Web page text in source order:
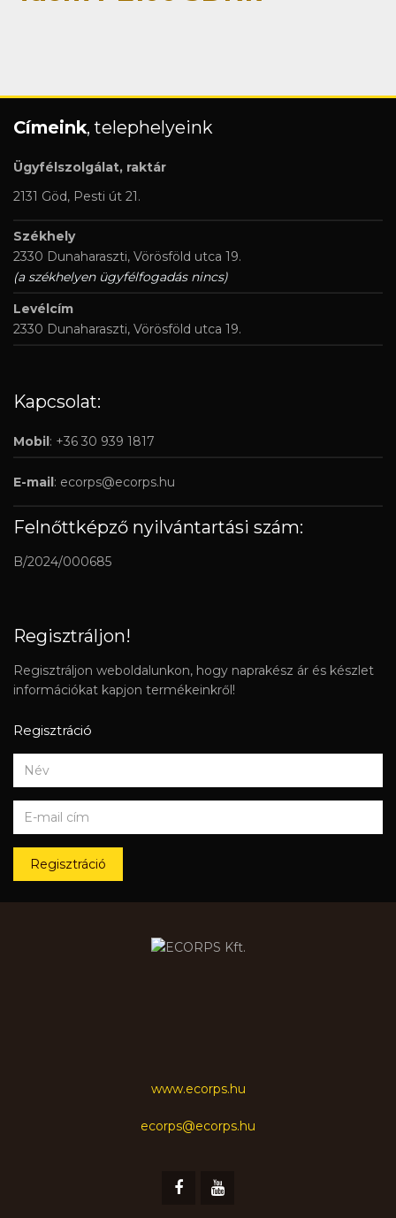
Címeink, telephelyeink
Ügyfélszolgálat, raktár
2131 Göd, Pesti út 21.
Székhely
2330 Dunaharaszti, Vörösföld utca 19.
(a székhelyen ügyfélfogadás nincs)
Levélcím
2330 Dunaharaszti, Vörösföld utca 19.
Kapcsolat:
Mobil: +36 30 939 1817
E-mail: ecorps@ecorps.hu
Felnőttképző nyilvántartási szám:
B/2024/000685
Regisztráljon!
Regisztráljon weboldalunkon, hogy naprakész ár és készlet
információkat kapjon termékeinkről!
Regisztráció
Regisztráció
www.ecorps.hu
ecorps@ecorps.hu